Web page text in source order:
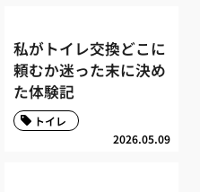
私がトイレ交換どこに
頼むか迷った末に決め
た体験記
2026.05.09
トイレ